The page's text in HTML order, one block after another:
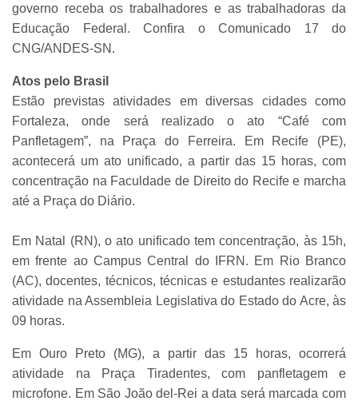
governo receba os trabalhadores e as trabalhadoras da
Educação Federal. Confira o Comunicado 17 do
CNG/ANDES-SN.
Atos pelo Brasil
Estão previstas atividades em diversas cidades como
Fortaleza, onde será realizado o ato “Café com
Panfletagem”, na Praça do Ferreira. Em Recife (PE),
acontecerá um ato unificado, a partir das 15 horas, com
concentração na Faculdade de Direito do Recife e marcha
até a Praça do Diário.
Em Natal (RN), o ato unificado tem concentração, às 15h,
em frente ao Campus Central do IFRN. Em Rio Branco
(AC), docentes, técnicos, técnicas e estudantes realizarão
atividade na Assembleia Legislativa do Estado do Acre, às
09 horas.
Em Ouro Preto (MG), a partir das 15 horas, ocorrerá
atividade na Praça Tiradentes, com panfletagem e
microfone. Em São João del-Rei a data será marcada com